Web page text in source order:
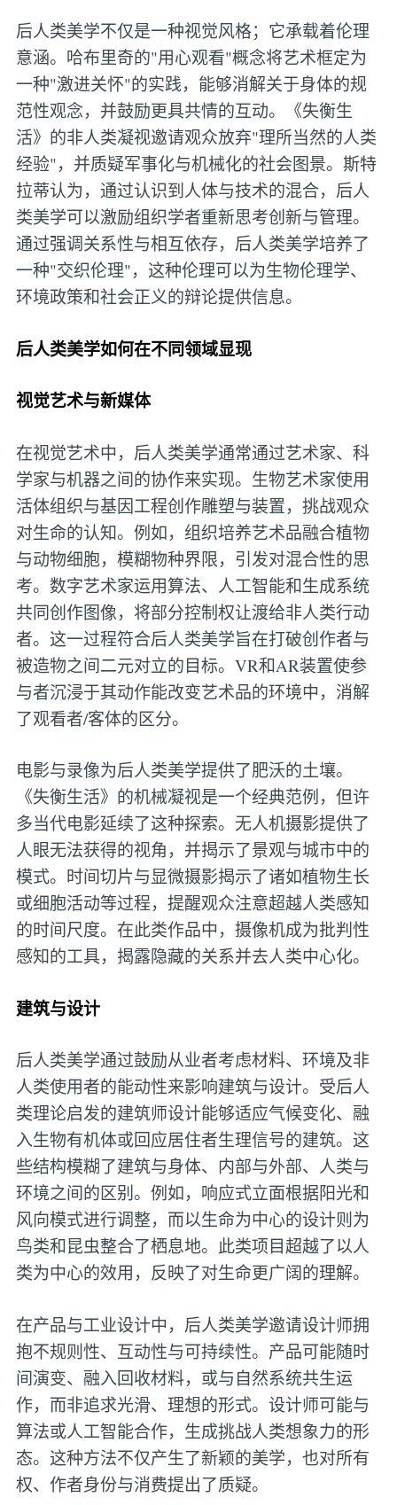
后人类美学不仅是一种视觉风格；它承载着伦理
意涵。哈布里奇的"用心观看"概念将艺术框定为
一种"激进关怀"的实践，能够消解关于身体的规
范性观念，并鼓励更具共情的互动。《失衡生
活》的非人类凝视邀请观众放弃"理所当然的人类
经验"，并质疑军事化与机械化的社会图景。斯特
拉蒂认为，通过认识到人体与技术的混合，后人
类美学可以激励组织学者重新思考创新与管理。
通过强调关系性与相互依存，后人类美学培养了
一种"交织伦理"，这种伦理可以为生物伦理学、
环境政策和社会正义的辩论提供信息。
后人类美学如何在不同领域显现
视觉艺术与新媒体
在视觉艺术中，后人类美学通常通过艺术家、科
学家与机器之间的协作来实现。生物艺术家使用
活体组织与基因工程创作雕塑与装置，挑战观众
对生命的认知。例如，组织培养艺术品融合植物
与动物细胞，模糊物种界限，引发对混合性的思
考。数字艺术家运用算法、人工智能和生成系统
共同创作图像，将部分控制权让渡给非人类行动
者。这一过程符合后人类美学旨在打破创作者与
被造物之间二元对立的目标。VR和AR装置使参
与者沉浸于其动作能改变艺术品的环境中，消解
了观看者/客体的区分。
电影与录像为后人类美学提供了肥沃的土壤。
《失衡生活》的机械凝视是一个经典范例，但许
多当代电影延续了这种探索。无人机摄影提供了
人眼无法获得的视角，并揭示了景观与城市中的
模式。时间切片与显微摄影揭示了诸如植物生长
或细胞活动等过程，提醒观众注意超越人类感知
的时间尺度。在此类作品中，摄像机成为批判性
感知的工具，揭露隐藏的关系并去人类中心化。
建筑与设计
后人类美学通过鼓励从业者考虑材料、环境及非
人类使用者的能动性来影响建筑与设计。受后人
类理论启发的建筑师设计能够适应气候变化、融
入生物有机体或回应居住者生理信号的建筑。这
些结构模糊了建筑与身体、内部与外部、人类与
环境之间的区别。例如，响应式立面根据阳光和
风向模式进行调整，而以生命为中心的设计则为
鸟类和昆虫整合了栖息地。此类项目超越了以人
类为中心的效用，反映了对生命更广阔的理解。
在产品与工业设计中，后人类美学邀请设计师拥
抱不规则性、互动性与可持续性。产品可能随时
间演变、融入回收材料，或与自然系统共生运
作，而非追求光滑、理想的形式。设计师可能与
算法或人工智能合作，生成挑战人类想象力的形
态。这种方法不仅产生了新颖的美学，也对所有
权、作者身份与消费提出了质疑。